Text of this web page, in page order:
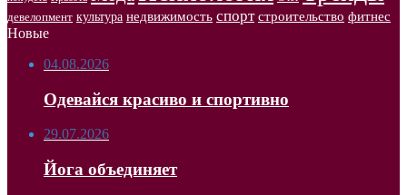
девелопмент культура недвижимость спорт строительство фитнес
Новые
04.08.2026
Одевайся красиво и спортивно
29.07.2026
Йога объединяет